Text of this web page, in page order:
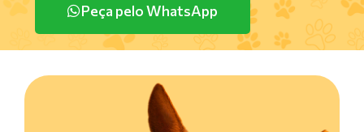
Peça pelo WhatsApp